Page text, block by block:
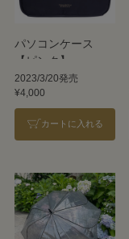
パソコンケース
【ピンク】
2023/3/20発売
¥4,000
カートに入れる